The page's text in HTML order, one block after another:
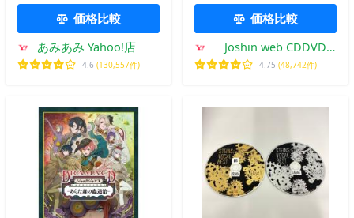
【送料無料】《発売済・在
庫品》
価格比較
あみあみ Yahoo!店
4.6 (130,557件)
価格比較
Joshin web CDDVD
Yahoo!店
4.75 (48,742件)